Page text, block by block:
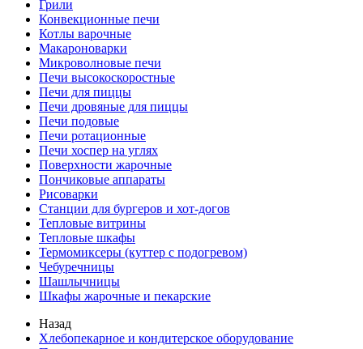
Грили
Конвекционные печи
Котлы варочные
Макароноварки
Микроволновые печи
Печи высокоскоростные
Печи для пиццы
Печи дровяные для пиццы
Печи подовые
Печи ротационные
Печи хоспер на углях
Поверхности жарочные
Пончиковые аппараты
Рисоварки
Станции для бургеров и хот-догов
Тепловые витрины
Тепловые шкафы
Термомиксеры (куттер с подогревом)
Чебуречницы
Шашлычницы
Шкафы жарочные и пекарские
Назад
Хлебопекарное и кондитерское оборудование